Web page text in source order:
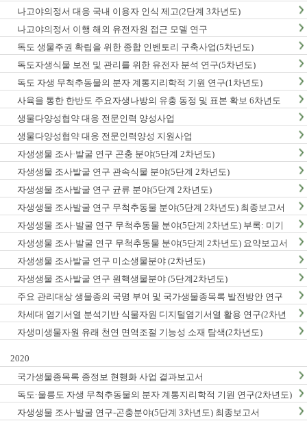
나고야의정서 대응 국내 이용자 인식 제고(2단계 3차년도)
나고야의정서 이행 해외 유전자원 접근 모델 연구
독도 생물주권 확립을 위한 종합 인벤토리 구축사업(5차년도)
독도자생식물 보전 및 관리를 위한 유전자 분석 연구(5차년도)
독도 자생 무척추동물의 분자 계통지리학적 기원 연구(1차년도)
사육을 통한 한반도 주요자생나방의 유충 동정 및 표본 확보 6차년도
생물다양성협약 대응 전문인력 양성사업
생물다양성협약 대응 전문인력양성 지원사업
자생생물 조사·발굴 연구 곤충 분야(5단계 2차년도)
자생생물 조사발굴 연구 관속식물 분야(5단계 2차년도)
자생생물 조사발굴 연구 균류 분야(5단계 2차년도)
자생생물 조사발굴 연구 무척추동물 분야(5단계 2차년도) 최종보고서
자생생물 조사·발굴 연구 무척추동물 분야(5단계 2차년도) 부록: 미기
록/신종 발굴표
자생생물 조사·발굴 연구 무척추동물 분야(5단계 2차년도) 요약보고서
자생생물 조사발굴 연구 미소생물분야 (2차년도)
자생생물 조사발굴 연구 원핵생물분야 (5단계2차년도)
주요 관리대상 생물종의 국명 부여 및 국가생물종목록 발전방안 연구
차세대 염기서열 분석기반 식물자원 디지털염기서열 활용 연구(2차년
도)
자생미생물자원 유래 천연 면역조절 기능성 소재 탐색(2차년도)
2020
국가생물종목록 종정보 현행화 사업 결과보고서
독도·울릉도 자생 무척추동물의 분자 계통지리학적 기원 연구(2차년도)
자생생물 조사·발굴 연구-곤충분야(5단계 3차년도) 최종보고서